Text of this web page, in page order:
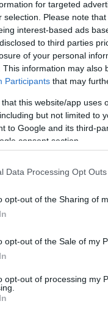
for targeted
selection. Please note
interest-based ads
to third parties
of your personal
This information may also
Participants that may
that this website/app
but not limited to
to Google and its third-
consent section.
Data Processing Opt Outs
opt-out of the Sharing of
opt-out of the Sale of my
opt-out of processing my
non
non solo i
rinvio senza una
5 e PC.
su cosa significhi
e comunità di